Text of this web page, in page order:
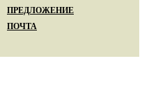
ПРЕДЛОЖЕНИЕ
ПОЧТА